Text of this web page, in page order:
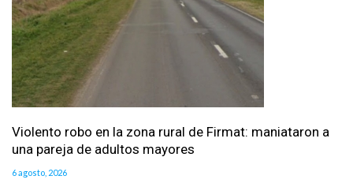
Violento robo en la zona rural de Firmat: maniataron a
una pareja de adultos mayores
6 agosto, 2026